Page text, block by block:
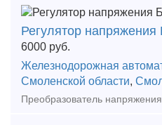
Регулятор
6000 руб.
Железнодорожная
Смоленской области,